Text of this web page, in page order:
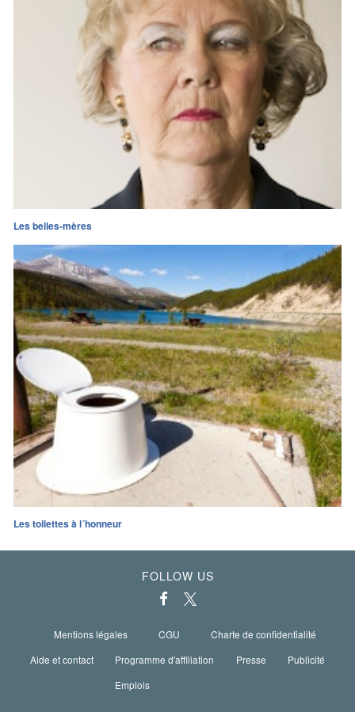
Les belles-mères
Les toilettes à l´honneur
FOLLOW US
Mentions légales CGU
Charte de confidentialité
Aide et contact
Programme d'affiliation Presse
Publicité
Emplois